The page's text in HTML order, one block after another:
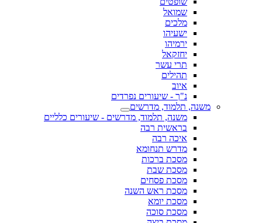
שמואל
מלכים
ישעיהו
ירמיהו
יחזקאל
תרי עשר
תהילים
איוב
נ"ך - שיעורים נפרדים
משנה, תלמוד, מדרשים
משנה, תלמוד, מדרשים - שיעורים כלליים
בראשית רבה
איכה רבה
מדרש תנחומא
מסכת ברכות
מסכת שבת
מסכת פסחים
מסכת ראש השנה
מסכת יומא
מסכת סוכה